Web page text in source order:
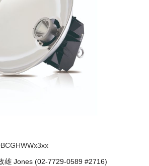
雄 Jones (02-7729-0589 #2716)